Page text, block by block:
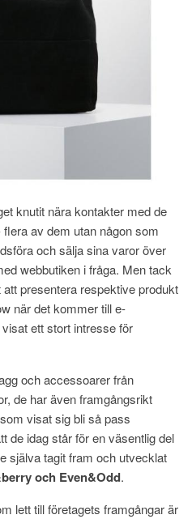
knutit nära kontakter med de
av dem utan någon som
och sälja sina varor över
webbutiken i fråga. Men tack
presentera respektive produkt
när det kommer till e-
ett stort intresse för
och accessoarer från
de har även framgångsrikt
visat sig bli så pass
de idag står för en väsentlig del
själva tagit fram och utvecklat
och Even&Odd.
lett till företagets framgångar är